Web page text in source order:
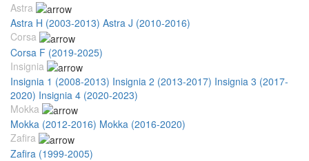
Astra
Astra H (2003-2013) Astra J (2010-2016)
Corsa
Corsa F (2019-2025)
Insignia
Insignia 1 (2008-2013) Insignia 2 (2013-2017) Insignia 3 (2017-
2020) Insignia 4 (2020-2023)
Mokka
Mokka (2012-2016) Mokka (2016-2020)
Zafira
Zafira (1999-2005)